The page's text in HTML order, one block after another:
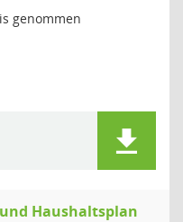
genommen
Haushaltsplan